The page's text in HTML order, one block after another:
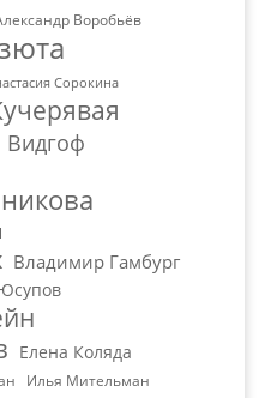
Воробьёв
Сорокина
Видгоф
Владимир Гамбург
Елена Коляда
Илья Мительман